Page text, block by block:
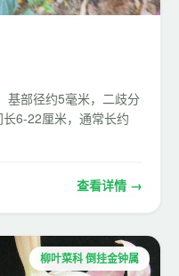
基部径约5毫米，二歧分
6-22厘米，通常长约
查看详情 →
柳叶菜科 倒挂金钟属